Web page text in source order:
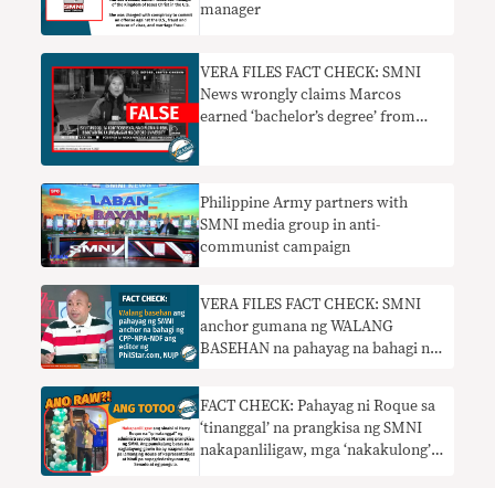
manager
VERA FILES FACT CHECK: SMNI
News wrongly claims Marcos
earned ‘bachelor’s degree’ from
Philippine Army partners with
SMNI media group in anti-
communist campaign
VERA FILES FACT CHECK: SMNI
anchor gumana ng WALANG
BASEHAN na pahayag na bahagi ng
FACT CHECK: Pahayag ni Roque sa
‘tinanggal’ na prangkisa ng SMNI
nakapanliligaw, mga ‘nakakulong’